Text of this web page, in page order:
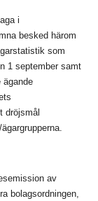
i
besked härom
som
1 september samt
ägande
dröjsmål
av
bolagsordningen,